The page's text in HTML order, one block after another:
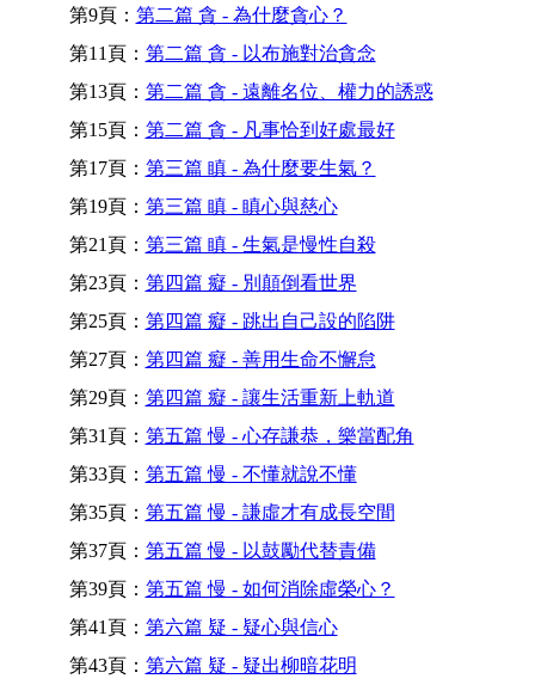
第9頁： 第二篇 貪 - 為什麼貪心？
第11頁： 第二篇 貪 - 以布施對治貪念
第13頁： 第二篇 貪 - 遠離名位、權力的誘惑
第15頁： 第二篇 貪 - 凡事恰到好處最好
第17頁： 第三篇 瞋 - 為什麼要生氣？
第19頁： 第三篇 瞋 - 瞋心與慈心
第21頁： 第三篇 瞋 - 生氣是慢性自殺
第23頁： 第四篇 癡 - 別顛倒看世界
第25頁： 第四篇 癡 - 跳出自己設的陷阱
第27頁： 第四篇 癡 - 善用生命不懈怠
第29頁： 第四篇 癡 - 讓生活重新上軌道
第31頁： 第五篇 慢 - 心存謙恭，樂當配角
第33頁： 第五篇 慢 - 不懂就說不懂
第35頁： 第五篇 慢 - 謙虛才有成長空間
第37頁： 第五篇 慢 - 以鼓勵代替責備
第39頁： 第五篇 慢 - 如何消除虛榮心？
第41頁： 第六篇 疑 - 疑心與信心
第43頁： 第六篇 疑 - 疑出柳暗花明